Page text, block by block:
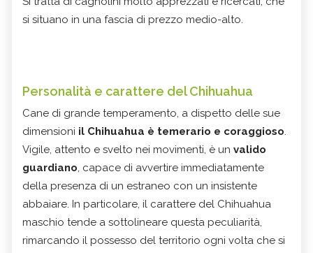
si situano in una fascia di prezzo medio-alto.
Personalità e carattere del Chihuahua
Cane di grande temperamento, a dispetto delle sue
dimensioni il Chihuahua è temerario e coraggioso.
Vigile, attento e svelto nei movimenti, è un valido
guardiano, capace di avvertire immediatamente
della presenza di un estraneo con un insistente
abbaiare. In particolare, il carattere del Chihuahua
maschio tende a sottolineare questa peculiarità,
rimarcando il possesso del territorio ogni volta che si